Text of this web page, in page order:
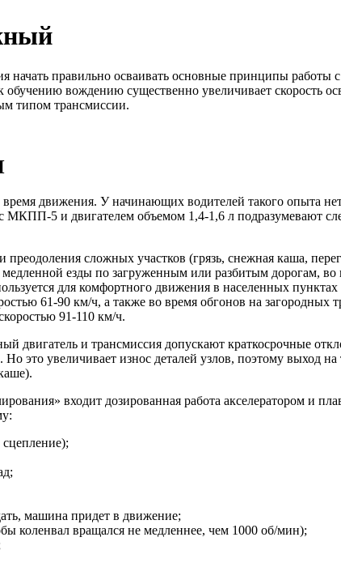
начать правильно осваивать основные принципы работы с
вождению существенно увеличивает скорость
типом трансмиссии.
движения. У начинающих водителей такого опыта
5 и двигателем объемом 1,4-1,6 л подразумевают
сложных участков (грязь, снежная каша,
езды по загруженным или разбитым дорогам, во
для комфортного движения в населенных
61-90 км/ч, а также во время обгонов на загородных
91-110 км/ч.
двигатель и трансмиссия допускают краткосрочные
это увеличивает износ деталей узлов, поэтому выход
входит дозированная работа акселератором и
машина придет в движение;
коленвал вращался не медленнее, чем 1000 об/мин);